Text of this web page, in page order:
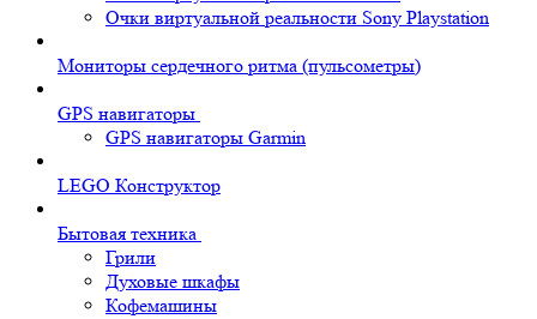
Очки виртуальной реальности Sony Playstation
Мониторы сердечного ритма (пульсометры)
GPS навигаторы
GPS навигаторы Garmin
LEGO Конструктор
Бытовая техника
Грили
Духовые шкафы
Кофемашины